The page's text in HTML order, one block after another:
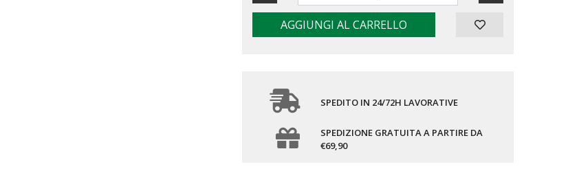
AGGIUNGI AL CARRELLO
SPEDITO IN 24/72H LAVORATIVE
SPEDIZIONE GRATUITA A PARTIRE DA
€69,90